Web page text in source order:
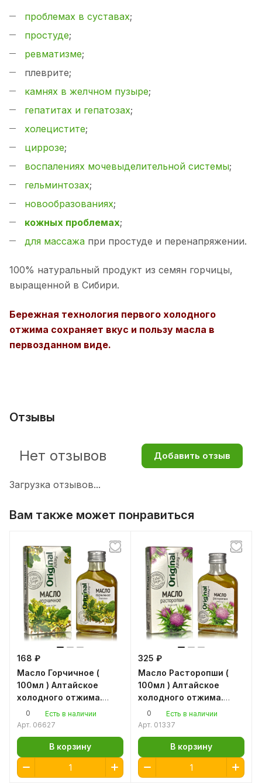
проблемах в суставах;
простуде;
ревматизме;
плеврите;
камнях в желчном пузыре;
гепатитах и гепатозах;
холецистите;
циррозе;
воспалениях мочевыделительной системы;
гельминтозах;
новообразованиях;
кожных проблемах;
для массажа при простуде и перенапряжении.
100% натуральный продукт из семян горчицы,
выращенной в Сибири.
Бережная технология первого холодного
отжима сохраняет вкус и пользу масла в
первозданном виде.
Отзывы
Загрузка отзывов...
Нет отзывов Добавить отзыв
Вам также может понравиться
168 ₽
Масло Горчичное (
100мл ) Алтайское
холодного отжима.
Original Altay
0
Есть в наличии
Арт. 06627
В корзину
325 ₽
Масло Расторопши (
100мл ) Алтайское
холодного отжима.
Original Altay
0
Есть в наличии
Арт. 01337
В корзину